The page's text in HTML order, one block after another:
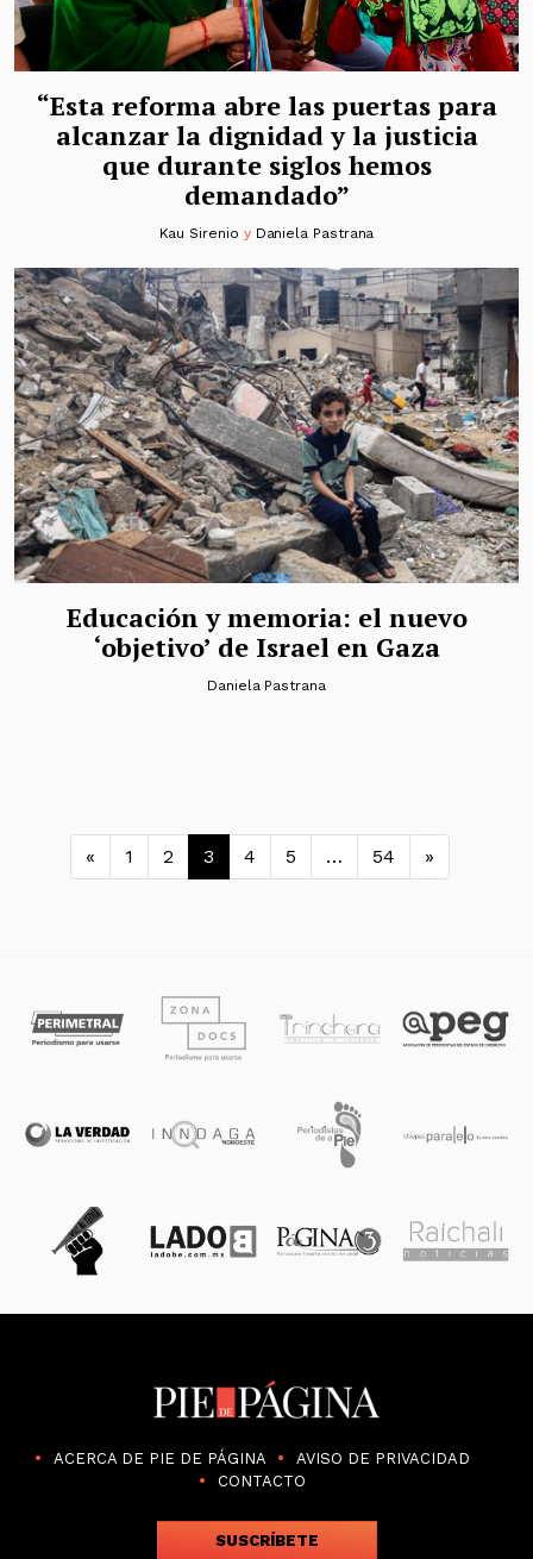
“Esta reforma abre las puertas para
alcanzar la dignidad y la justicia
que durante siglos hemos
demandado”
Kau Sirenio y Daniela Pastrana
Educación y memoria: el nuevo
‘objetivo’ de Israel en Gaza
Daniela Pastrana
Navegación de entradas
« 1 2 3 4 5 … 54 »
ACERCA DE PIE DE PÁGINA
AVISO DE PRIVACIDAD
CONTACTO
SUSCRÍBETE